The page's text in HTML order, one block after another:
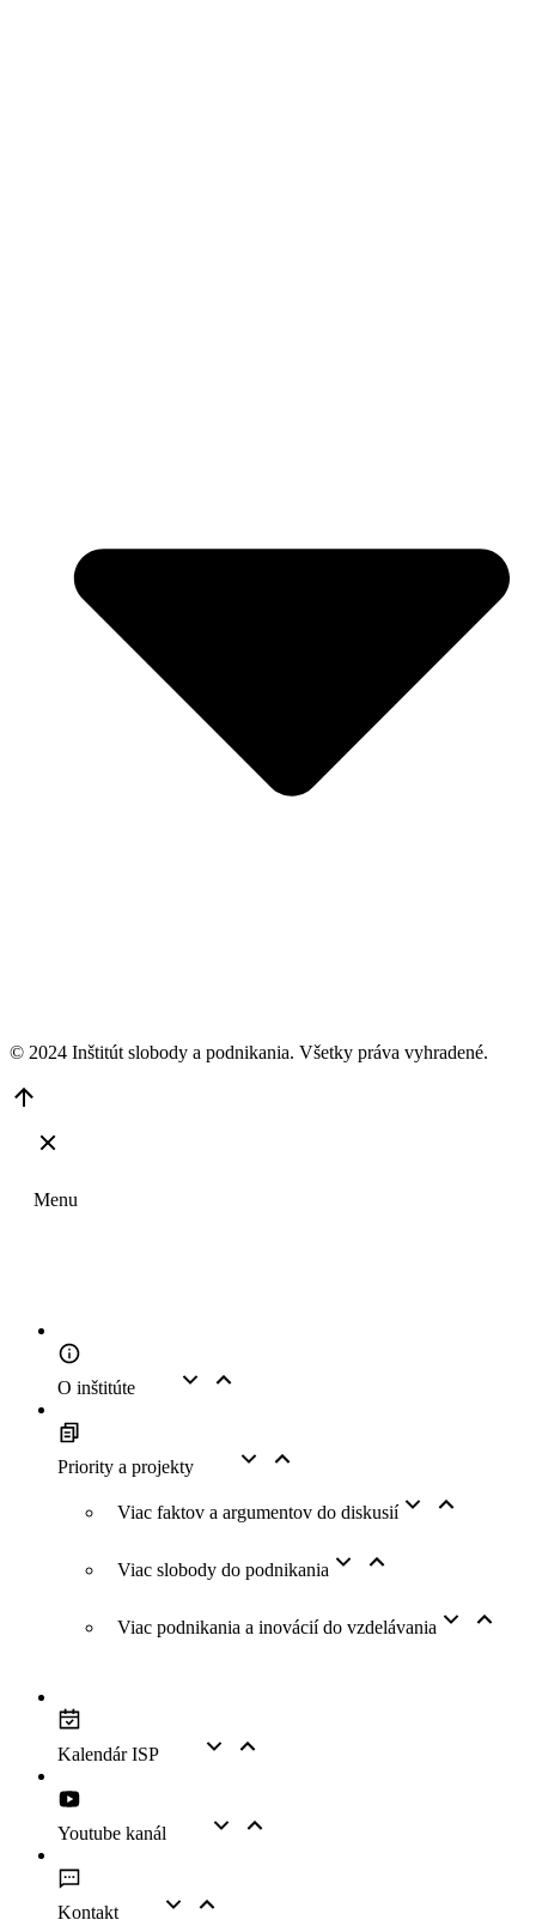
© 2024 Inštitút slobody a podnikania. Všetky práva vyhradené.
Top
Menu
O inštitúte
Priority a projekty
Viac faktov a argumentov do diskusií
Viac slobody do podnikania
Viac podnikania a inovácií do vzdelávania
Kalendár ISP
Youtube kanál
Kontakt